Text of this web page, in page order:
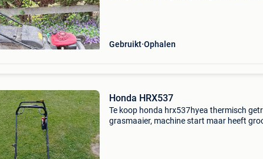
Gebruikt Ophalen
Honda HRX537
Te koop honda hrx537hyea thermisch
grasmaaier, machine start maar heeft